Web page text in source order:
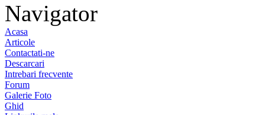
Navigator
Acasa
Articole
Contactati-ne
Descarcari
Intrebari frecvente
Forum
Galerie Foto
Ghid